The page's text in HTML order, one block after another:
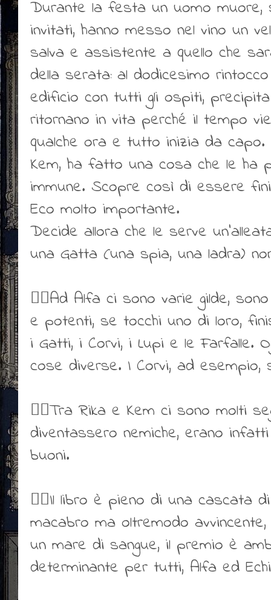
Durante la festa un uomo muore,
invitati, hanno messo nel vino un
salva e assistente a quello che
della serata: al dodicesimo
edificio con tutti gli ospiti,
ritornano in vita perché il tempo
qualche ora e tutto inizia da
Kem, ha fatto una cosa che le ha
immune. Scopre così di essere
Eco molto importante.
Decide allora che le serve
una Gatta (una spia, una ladra)
👍🏻Ad Alfa ci sono varie gilde,
e potenti, se tocchi uno di loro,
i Gatti, i Corvi, i Lupi e le Farfalle.
cose diverse. I Corvi, ad esempio,
👍🏻Tra Rika e Kem ci sono molti
diventassero nemiche, erano
buoni.
👍🏻Il libro è pieno di una cascata
macabro ma oltremodo
un mare di sangue, il premio è
determinante per tutti, Alfa ed